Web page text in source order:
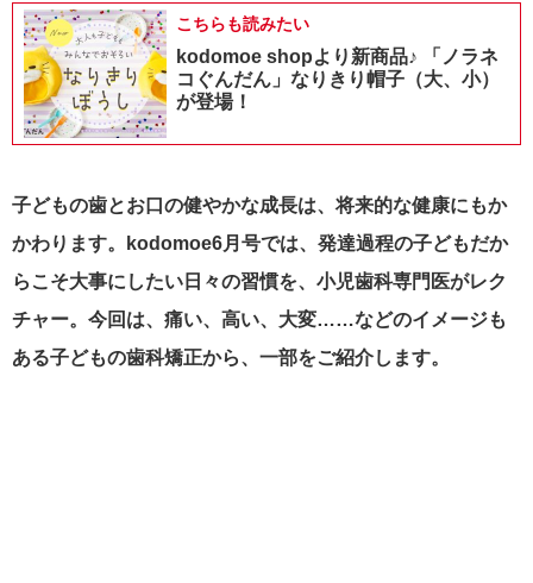
こちらも読みたい
kodomoe shopより新商品♪ 「ノラネ
コぐんだん」なりきり帽子（大、小）
が登場！
子どもの歯とお口の健やかな成長は、将来的な健康にもか
かわります。kodomoe6月号では、 発達過程の子どもだか
らこそ大事にしたい日々の習慣を、小児歯科専門医がレク
チャー。今回は、痛い、高い、大変……などのイメージも
ある子どもの歯科矯正から、一部をご紹介します。